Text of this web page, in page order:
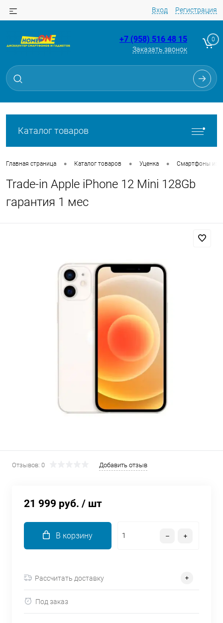
Вход Регистрация
+7 (958) 516 48 15
Заказать звонок
0
Каталог товаров
Главная страница • Каталог товаров • Уценка • Смартфоны из
Trade-in Apple iPhone 12 Mini 128Gb
гарантия 1 мес
Отзывов: 0 Добавить отзыв
21 999 руб. / шт
В корзину
Рассчитать доставку
Под заказ
Для клиентов всех банков
Разбейте
без переплат
Сегодня
Оплачивайте сегодня только
% картой любого банка
% будут
с вашей карты
каждые 2 недели
раз в 2
недели
Остались вопросы?
plait.ru